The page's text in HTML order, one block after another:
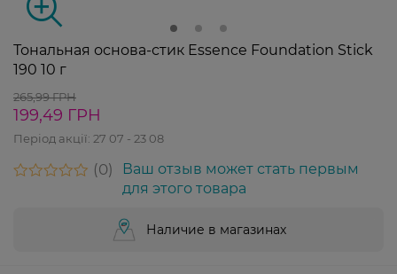
Тональная основа-стик Essence Foundation Stick
190 10 г
265,99 ГРН
199,49 ГРН
Період акції: 27 07 - 23 08
0
Ваш отзыв может стать первым
для этого товара
Наличие в магазинах